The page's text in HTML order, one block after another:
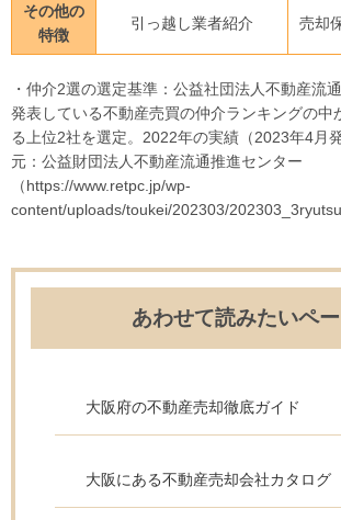
その他の
特徴
引っ越し業者紹介 売却
・仲介2選の選定基準：公益社団法人不動産流
発表している不動産売買の仲介ランキングの中
る上位2社を選定。2022年の実績（2023年4月
元：公益財団法人不動産流通推進センター
（https://www.retpc.jp/wp-
content/uploads/toukei/202303/
あわせて読みたいペ
大阪府の不動産売却徹底ガイド
大阪にある不動産売却会社カタログ